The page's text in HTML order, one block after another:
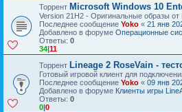
Торрент Microsoft Windows 10
Version 21H2 - Оригинальные образы
Последнее сообщение Yoko « 21 янв
Добавлено в форуме Операционные
Ответы: 0
34|11
Торрент Lineage 2 RoseVain -
Готовый игровой клиент для
Последнее сообщение Yoko « 09 янв
Добавлено в форуме Клиенты игры
Ответы: 0
0|0